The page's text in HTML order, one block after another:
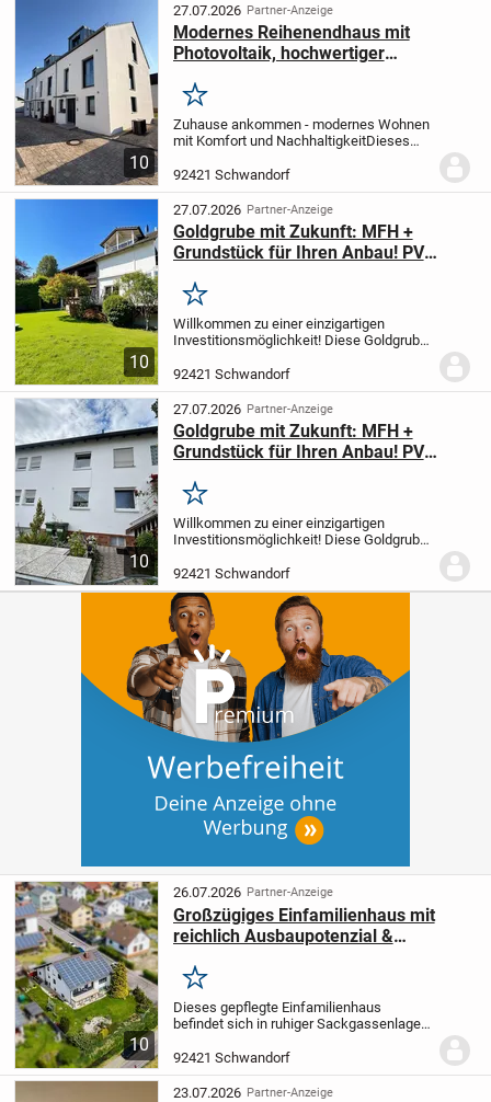
sein.Durch die 2015...
10
27.07.2026 Partner-Anzeige
Modernes Reihenendhaus mit
Photovoltaik, hochwertiger
Schwandorf!
Merken
Zuhause ankommen - modernes Wohnen
mit Komfort und NachhaltigkeitDieses
Baujahr 2023 vereint modernes Design,
durchdachte Architektur und
zukunftsorientierte...
92421 Schwandorf
10
27.07.2026 Partner-Anzeige
Goldgrube mit Zukunft: MFH +
Grundstück für Ihren Anbau! PV
Merken
Willkommen zu einer einzigartigen
Investitionsmöglichkeit! Diese Goldgrube
Kapitalanleger und Investoren sich
wünschen. Das Mehrfamilienhaus verfügt
über...
92421 Schwandorf
10
27.07.2026 Partner-Anzeige
Goldgrube mit Zukunft: MFH +
Grundstück für Ihren Anbau! PV
Merken
Willkommen zu einer einzigartigen
Investitionsmöglichkeit! Diese Goldgrube
Kapitalanleger und Investoren sich
wünschen. Das Mehrfamilienhaus verfügt
über...
92421 Schwandorf
10
26.07.2026 Partner-Anzeige
Großzügiges Einfamilienhaus mit
reichlich Ausbaupotenzial &
Merken
Dieses gepflegte Einfamilienhaus
befindet sich in ruhiger Sackgassenlage
Klardorf und überzeugt nicht nur durch
seinen großzügigen Garten und die
angenehme...
92421 Schwandorf
23.07.2026 Partner-Anzeige